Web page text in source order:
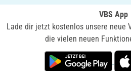
VBS App
Lade dir jetzt kostenlos unsere neue
die vielen neuen